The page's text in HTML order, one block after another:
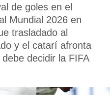
de goles en el
Mundial 2026 en
trasladado al
y el catarí afronta
decidir la FIFA